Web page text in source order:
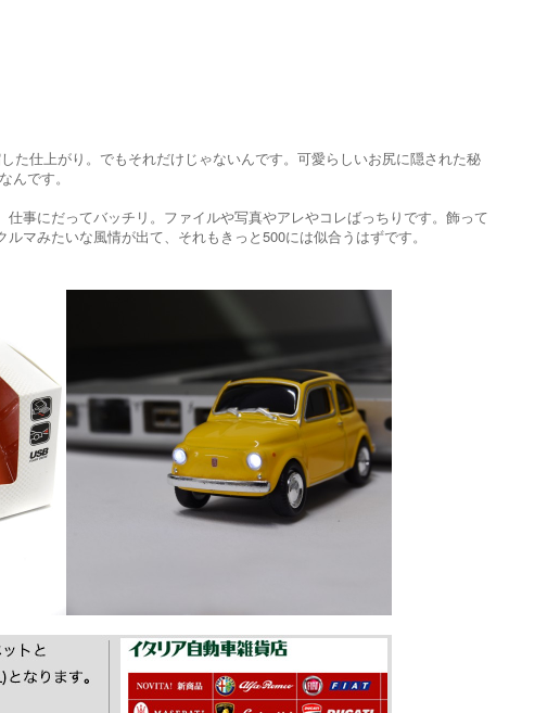
た仕上がり。でもそれだけじゃないんです。可愛らしいお尻に隠された秘
です。
事にだってバッチリ。ファイルや写真やアレやコレばっちりです。飾って
マみたいな風情が出て、それもきっと500には似合うはずです。